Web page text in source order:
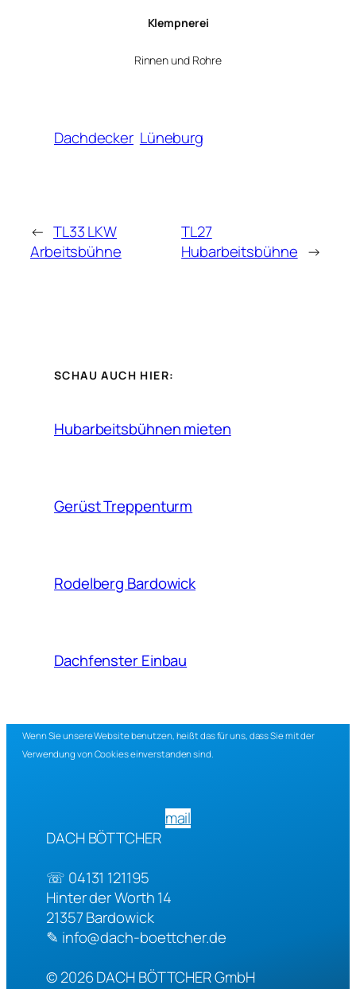
Klempnerei
Rinnen und Rohre
Dachdecker Lüneburg
← TL33 LKW
Arbeitsbühne
TL27
Hubarbeitsbühne →
SCHAU AUCH HIER:
Hubarbeitsbühnen mieten
Gerüst Treppenturm
Rodelberg Bardowick
Dachfenster Einbau
Wenn Sie unsere Website benutzen, heißt das für uns, dass Sie mit der
Verwendung von Cookies einverstanden sind.
mail
DACH BÖTTCHER
☏ 04131 121195
Hinter der Worth 14
21357Bardowick
✎ info@dach-boettcher.de
© 2026DACH BÖTTCHER GmbH